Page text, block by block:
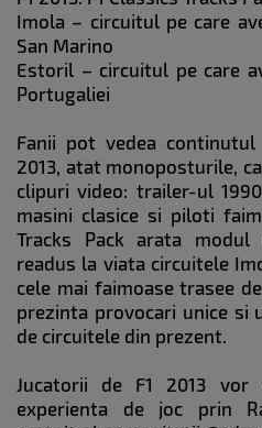
Imola – circuitul pe care
San Marino
Estoril – circuitul pe care
Portugaliei
Fanii pot vedea continutul
2013, atat monoposturile,
clipuri video: trailer-ul
masini clasice si piloti
Tracks Pack arata
readus la viata circuitele
cele mai faimoase trasee
prezinta provocari unice si
de circuitele din prezent.
Jucatorii de F1 2013 vor
experienta de joc prin